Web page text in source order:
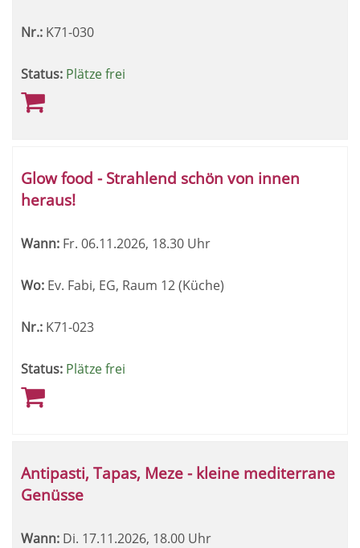
Nr.: K71-030
Status: Plätze frei
Glow food - Strahlend schön von innen
heraus!
Wann: Fr. 06.11.2026, 18.30 Uhr
Wo: Ev. Fabi, EG, Raum 12 (Küche)
Nr.: K71-023
Status: Plätze frei
Antipasti, Tapas, Meze - kleine mediterrane
Genüsse
Wann: Di. 17.11.2026, 18.00 Uhr